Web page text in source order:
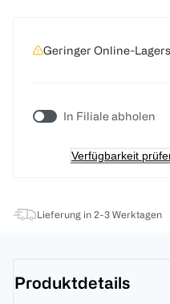
Geringer Online-
In Filiale abholen
Verfügbarkeit
Lieferung in 2-3 Werktagen
Produktdetails